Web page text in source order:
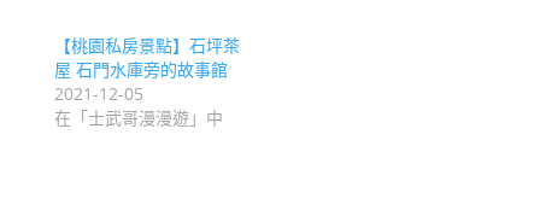
【桃園私房景點】石坪茶
屋 石門水庫旁的故事館
2021-12-05
在「士武哥漫漫遊」中